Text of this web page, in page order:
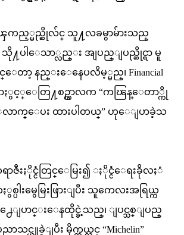
ကည့္မည္ဆိုလ်င္ သူ႔လခမွာမ်ားသည္
႔ပါေသာ္လည္း အျပည္ျပည္ဆိုင္ရာ မူ
ာ့ နည္းေနေပလိမ့္မည္၊ Financial
ာႏွင့္ေတြ႔စဥ္ကာလက “ကၽြန္ေတာ္ကို
က္ေပး ထားပါတယ္” ဟုေျပာခဲ့သ
ရာဇီးႏိုင္ငံတြင္ေမြး၍ ႏိုင္ငံေရးခိုလႈံ
ပါးမွေမြးဖြားျပီး သူကေလးအရြယ္က
ေျပာင္းေနထိုင္ခဲ့သည္၊ ျပင္သစ္ျပည္
ာသင္ယူခဲ့ျပီး မိုက္ကယ္လင္ “Michelin”